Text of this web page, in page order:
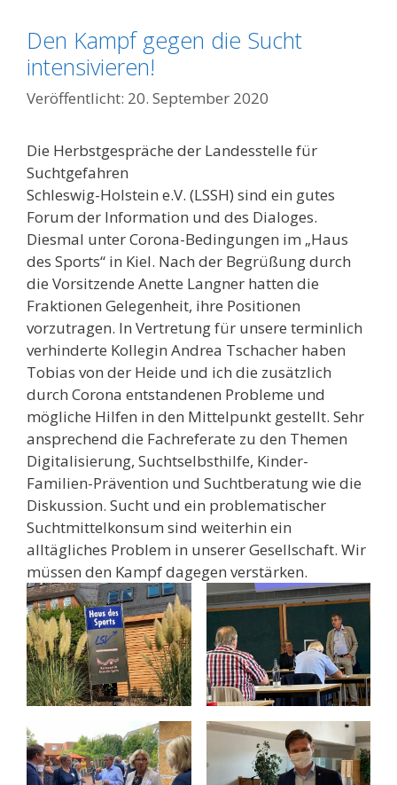
Den Kampf gegen die Sucht
intensivieren!
20. September 2020
Die Herbstgespräche der Landesstelle für
Suchtgefahren
Schleswig-Holstein e.V. (LSSH) sind ein gutes
Forum der Information und des Dialoges.
Diesmal unter Corona-Bedingungen im „Haus
des Sports“ in Kiel. Nach der Begrüßung durch
die Vorsitzende Anette Langner hatten die
Fraktionen Gelegenheit, ihre Positionen
vorzutragen. In Vertretung für unsere terminlich
verhinderte Kollegin Andrea Tschacher haben
Tobias von der Heide und ich die zusätzlich
durch Corona entstandenen Probleme und
mögliche Hilfen in den Mittelpunkt gestellt. Sehr
ansprechend die Fachreferate zu den Themen
Digitalisierung, Suchtselbsthilfe, Kinder-
Familien-Prävention und Suchtberatung wie die
Diskussion. Sucht und ein problematischer
Suchtmittelkonsum sind weiterhin ein
alltägliches Problem in unserer Gesellschaft. Wir
müssen den Kampf dagegen verstärken.